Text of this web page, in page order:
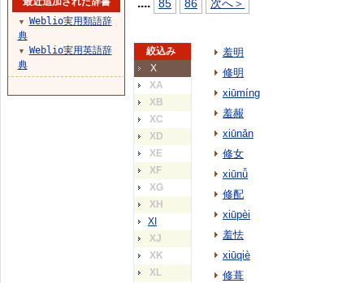
.... 85 86 次へ＞
絞込み
X
XA
XB
XC
XD
XE
XF
XG
XH
XI
XJ
XK
XL
羞明
修明
xiūmíng
羞赧
xiūnǎn
修女
xiūnǚ
修配
xiūpèi
羞怯
xiūqiè
修葺
▼
Weblio実用類語辞
典
▼
Weblio実用英語辞
典